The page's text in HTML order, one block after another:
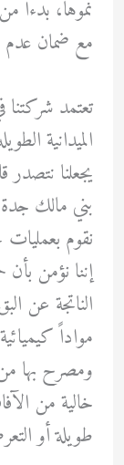
نموها، بدءاً
مع ضمان
تعتمد شركتنا
الميدانية
يجعلنا
بني مالك
نقوم
إننا نؤمن
الناتجة عن
مواداً
ومصرح بها من
خالية من
طويلة أو